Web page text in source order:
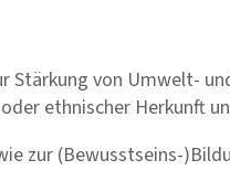
von Umwelt-
ethnischer Herkunft
zur (Bewusstseins-